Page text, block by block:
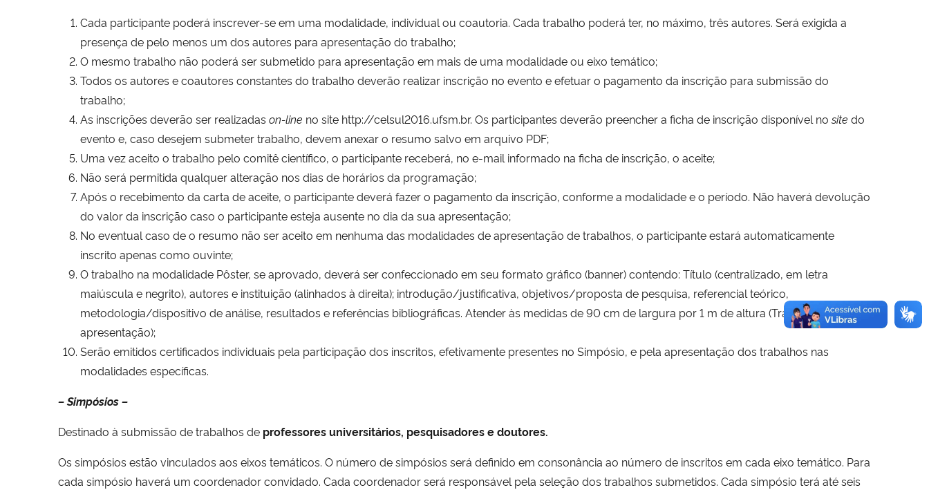
Cada participante poderá inscrever-se em uma modalidade, individual ou coautoria. Cada trabalho poderá ter, no máximo, três autores. Será exigida a
presença de pelo menos um dos autores para apresentação do trabalho;
O mesmo trabalho não poderá ser submetido para apresentação em mais de uma modalidade ou eixo temático;
Todos os autores e coautores constantes do trabalho deverão realizar inscrição no evento e efetuar o pagamento da inscrição para submissão do
trabalho;
As inscrições deverão ser realizadas on-line no site http://celsul2016.ufsm.br. Os participantes deverão preencher a ficha de inscrição disponível nosite do
evento e, caso desejem submeter trabalho, devem anexar o resumo salvo em arquivo PDF;
Uma vez aceito o trabalho pelo comitê científico, o participante receberá, no e-mail informado na ficha de inscrição, o aceite;
Não será permitida qualquer alteração nos dias de horários da programação;
Após o recebimento da carta de aceite, o participante deverá fazer o pagamento da inscrição, conforme a modalidade e o período. Não haverá devolução
do valor da inscrição caso o participante esteja ausente no dia da sua apresentação;
No eventual caso de o resumo não ser aceito em nenhuma das modalidades de apresentação de trabalhos, o participante estará automaticamente
inscrito apenas como ouvinte;
O trabalho na modalidade Pôster, se aprovado, deverá ser confeccionado em seu formato gráfico (banner) contendo: Título (centralizado, em letra
maiúscula e negrito), autores e instituição (alinhados à direita); introdução/justificativa, objetivos/proposta de pesquisa, referencial teórico,
metodologia/dispositivo de análise, resultados e referências bibliográficas. Atender às medidas de 90 cm de largura por 1 m de altura (Trazer no dia da
apresentação);
Serão emitidos certificados individuais pela participação dos inscritos, efetivamente presentes no Simpósio, e pela apresentação dos trabalhos nas
modalidades específicas.
– Simpósios –
Destinado à submissão de trabalhos de professores universitários, pesquisadores e doutores.
Os simpósios estão vinculados aos eixos temáticos. O número de simpósios será definido em consonância ao número de inscritos em cada eixo temático. Para
cada simpósio haverá um coordenador convidado. Cada coordenador será responsável pela seleção dos trabalhos submetidos. Cada simpósio terá até seis